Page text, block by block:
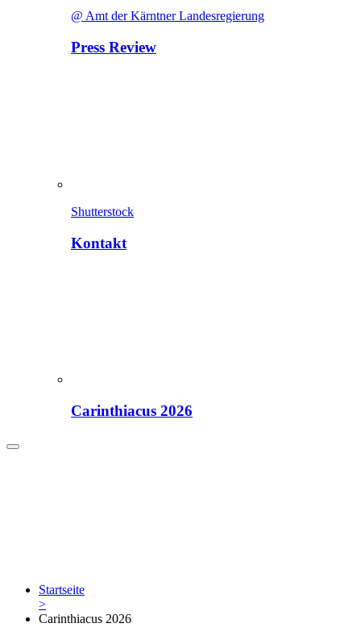
@ Amt der Kärntner Landesregierung
Press Review
Shutterstock
Kontakt
Carinthiacus 2026
Startseite
>
Carinthiacus 2026